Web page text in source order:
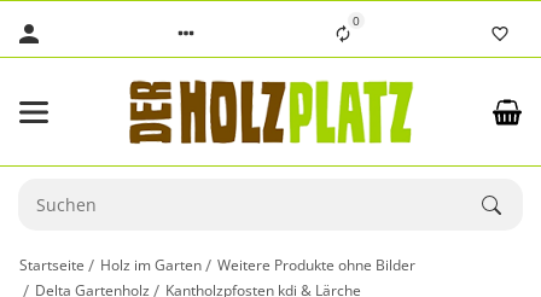
0
Startseite Holz im Garten
Weitere Produkte ohne Bilder
Delta Gartenholz
Kantholzpfosten kdi & Lärche